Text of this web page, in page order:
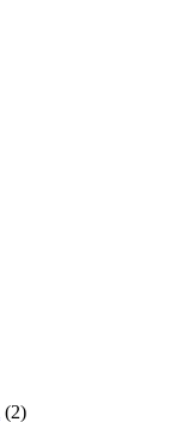
(2)